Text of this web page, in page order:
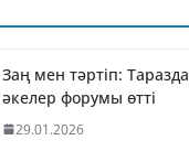
Заң мен тәртіп: Таразда
әкелер форумы өтті
29.01.2026